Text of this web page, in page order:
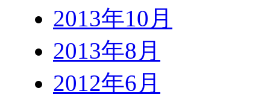
2013年10月
2013年8月
2012年6月